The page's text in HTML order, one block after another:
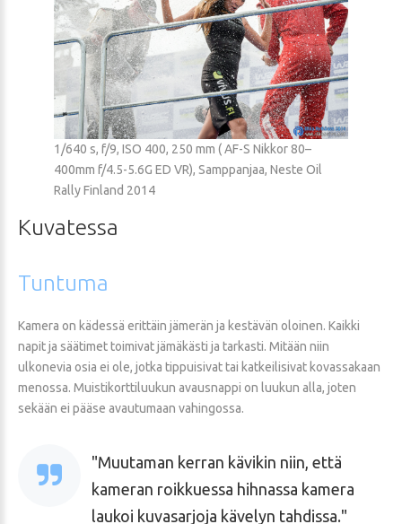
1/640 s, f/9, ISO 400, 250 mm ( AF-S Nikkor 80–
400mm f/4.5-5.6G ED VR), Samppanjaa, Neste Oil
Rally Finland 2014
Kuvatessa
Tuntuma
Kamera on kädessä erittäin jämerän ja kestävän oloinen. Kaikki
napit ja säätimet toimivat jämäkästi ja tarkasti. Mitään niin
ulkonevia osia ei ole, jotka tippuisivat tai katkeilisivat kovassakaan
menossa. Muistikorttiluukun avausnappi on luukun alla, joten
sekään ei pääse avautumaan vahingossa.
Muutaman kerran kävikin niin, että
kameran roikkuessa hihnassa kamera
laukoi kuvasarjoja kävelyn tahdissa.